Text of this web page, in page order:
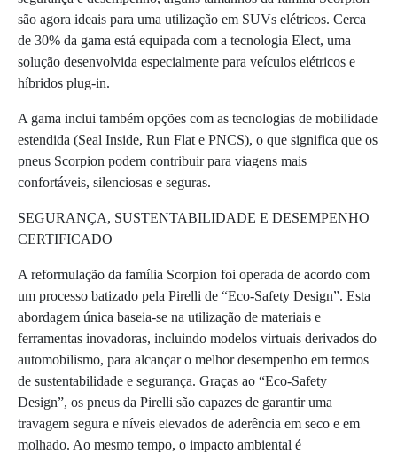
são agora ideais para uma utilização em SUVs elétricos. Cerca
de 30% da gama está equipada com a tecnologia Elect, uma
solução desenvolvida especialmente para veículos elétricos e
híbridos plug-in.
A gama inclui também opções com as tecnologias de mobilidade
estendida (Seal Inside, Run Flat e PNCS), o que significa que os
pneus Scorpion podem contribuir para viagens mais
confortáveis, silenciosas e seguras.
SEGURANÇA, SUSTENTABILIDADE E DESEMPENHO
CERTIFICADO
A reformulação da família Scorpion foi operada de acordo com
um processo batizado pela Pirelli de “Eco-Safety Design”. Esta
abordagem única baseia-se na utilização de materiais e
ferramentas inovadoras, incluindo modelos virtuais derivados do
automobilismo, para alcançar o melhor desempenho em termos
de sustentabilidade e segurança. Graças ao “Eco-Safety
Design”, os pneus da Pirelli são capazes de garantir uma
travagem segura e níveis elevados de aderência em seco e em
molhado. Ao mesmo tempo, o impacto ambiental é